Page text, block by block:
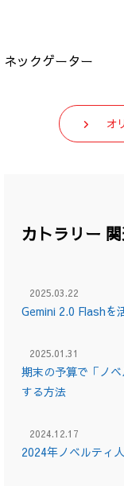
ネックゲーター
オ
カトラリー
2025.03.22
Gemini 2.0 Flashを
2025.01.31
期末の予算で「ノ
する方法
2024.12.17
2024年ノベルティ